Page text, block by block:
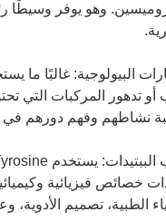
وهو يوفر وسيطًا
أو تدهور المركبات التي
نشاطهم وفهم دورهم في
الطبية، تصميم الأدوية،